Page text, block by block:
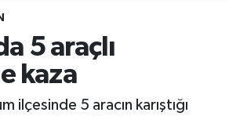
5 araçlı
kaza
ilçesinde 5 aracın karıştığı
Vakitleri
Yoğunluk Haritası
Durumu ve Fikstür